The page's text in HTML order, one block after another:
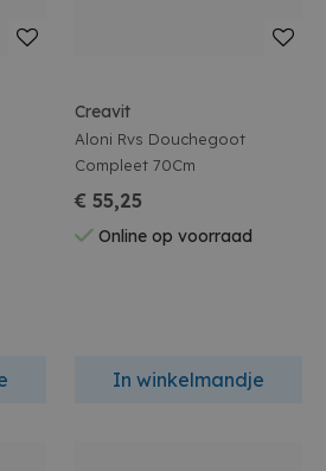
Creavit
Aloni Rvs Douchegoot
Compleet 70Cm
€ 55,25
Online op voorraad
In winkelmandje